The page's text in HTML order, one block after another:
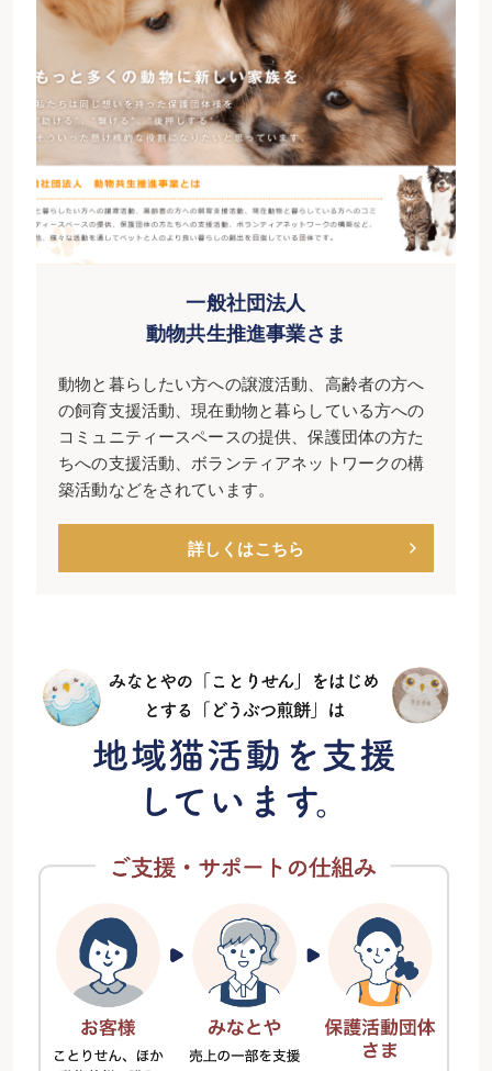
一般社団法人
動物共生推進事業さま
動物と暮らしたい方への譲渡活動、高齢者の方へ
の飼育支援活動、現在動物と暮らしている方への
コミュニティースペースの提供、保護団体の方た
ちへの支援活動、ボランティアネットワークの構
築活動などをされています。
詳しくはこちら